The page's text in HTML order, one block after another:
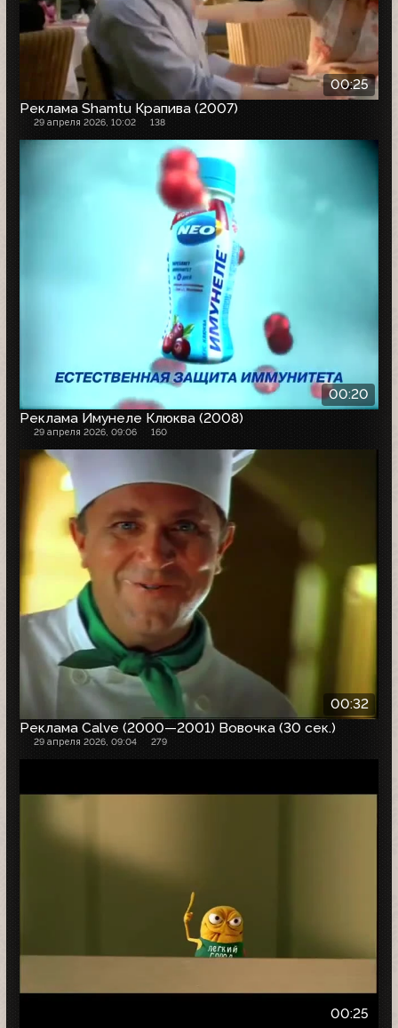
00:25
Реклама Shamtu Крапива (2007)
29 апреля 2026, 10:02 138
00:20
Реклама Имунеле Клюква (2008)
29 апреля 2026, 09:06 160
00:32
Реклама Calve (2000—2001) Вовочка (30 сек.)
29 апреля 2026, 09:04 279
00:25